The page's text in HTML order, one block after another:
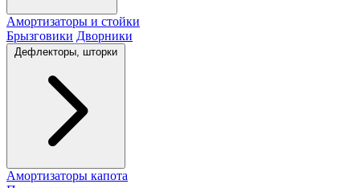
Амортизаторы и стойки
Брызговики Дворники
Дефлекторы, шторки
Амортизаторы капота